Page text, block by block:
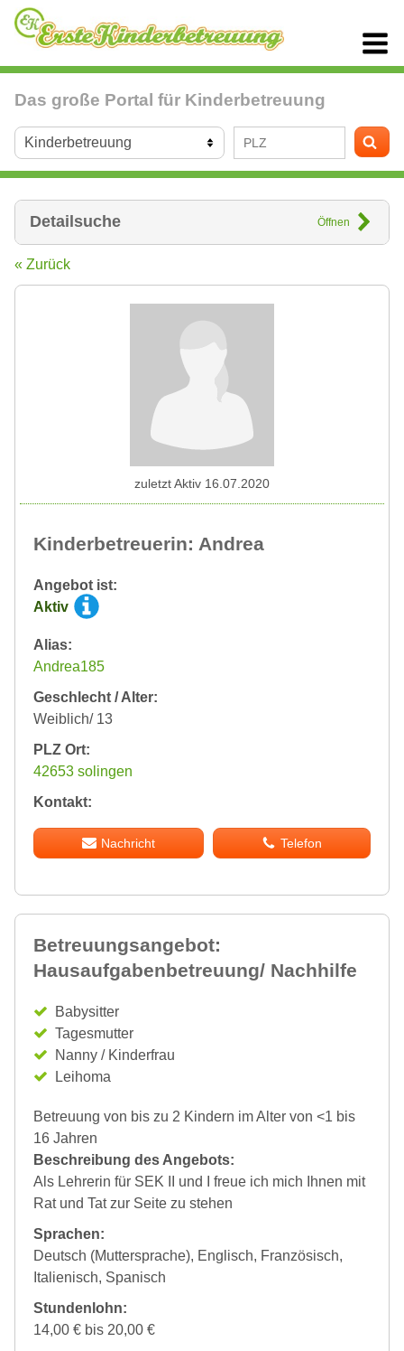
Das große Portal für Kinderbetreuung
Detailsuche Öffnen
« Zurück
Kinderbetreuerin: Andrea
Angebot ist:
Aktiv
Alias:
Andrea185
Geschlecht / Alter:
Weiblich/ 13
PLZ Ort:
42653 solingen
Kontakt:
Nachricht Telefon
zuletzt Aktiv 16.07.2020
Betreuungsangebot:
Hausaufgabenbetreuung/ Nachhilfe
Babysitter
Tagesmutter
Nanny / Kinderfrau
Leihoma
Betreuung von bis zu 2 Kindern im Alter von <1 bis
16 Jahren
Beschreibung des Angebots:
Als Lehrerin für SEK II und I freue ich mich Ihnen mit
Rat und Tat zur Seite zu stehen
Sprachen:
Deutsch (Muttersprache), Englisch, Französisch,
Italienisch, Spanisch
Stundenlohn:
14,00 € bis 20,00 €